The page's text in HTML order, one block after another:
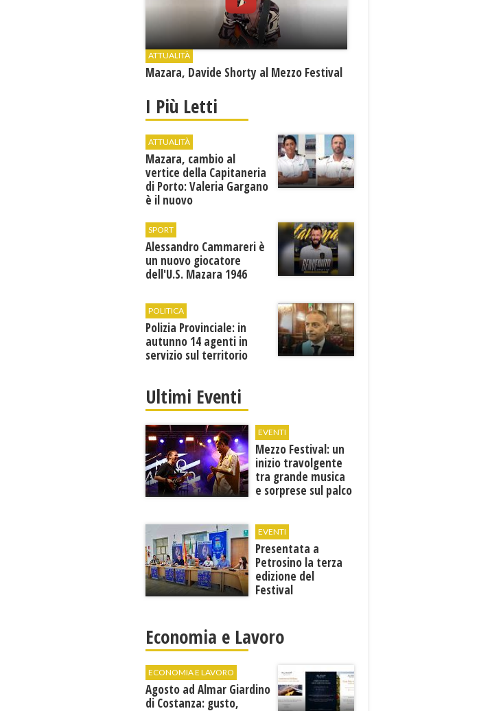
ATTUALITÀ
Mazara, Davide Shorty al Mezzo Festival
I Più Letti
ATTUALITÀ
Mazara, cambio al
vertice della Capitaneria
di Porto: Valeria Gargano
è il nuovo
SPORT
Alessandro Cammareri è
un nuovo giocatore
dell'U.S. Mazara 1946
POLITICA
Polizia Provinciale: in
autunno 14 agenti in
servizio sul territorio
Ultimi Eventi
EVENTI
Mezzo Festival: un
inizio travolgente
tra grande musica
e sorprese sul palco
EVENTI
Presentata a
Petrosino la terza
edizione del
Festival
"Voci dal
Mediterraneo"
Economia e Lavoro
ECONOMIA E LAVORO
Agosto ad Almar Giardino
di Costanza: gusto,